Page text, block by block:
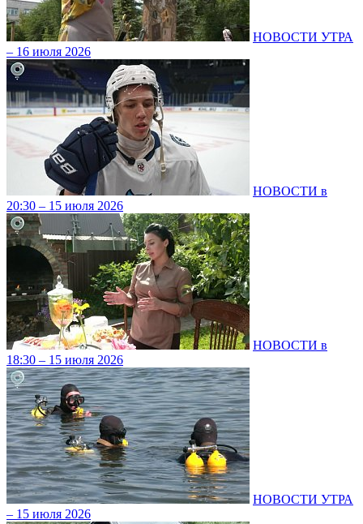
НОВОСТИ УТРА
– 16 июля 2026
НОВОСТИ в
20:30 – 15 июля 2026
НОВОСТИ в
18:30 – 15 июля 2026
НОВОСТИ УТРА
– 15 июля 2026